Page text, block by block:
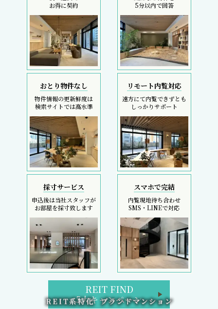
お得に契約
5分以内で回答
おとり物件なし
物件情報の更新鮮度は
検索サイトでは高水準
リモート内覧対応
遠方にて内覧できずとも
しっかりサポート
採寸サービス
申込後は当社スタッフが
お部屋を採寸致します
スマホで完結
内覧現地待ち合わせ
SMS・LINEで対応
REIT FIND
5大キャンペーン